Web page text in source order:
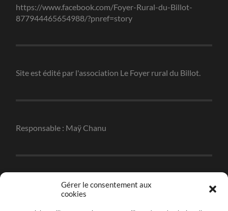
Gérer le consentement aux
cookies
https://www.facebook.com/Foyer-Rural-du-Billot-
877944465654988/?pnref=story
Site est édité par l'association Le Foyer rural du Billot.
Responsable : Maÿ Chanu
Réalisation : Christophe Robert